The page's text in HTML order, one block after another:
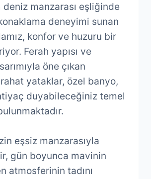
manzarası eşliğinde
deneyimi sunan
konfor ve huzuru bir
Ferah yapısı ve
öne çıkan
yataklar, özel banyo,
duyabileceğiniz temel
eşsiz manzarasıyla
gün boyunca mavinin
atmosferinin tadını